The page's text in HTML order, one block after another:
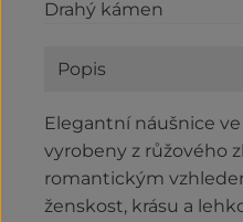
Drahý kámen
Popis
Elegantní náušnice
vyrobeny z růžového
romantickým
ženskost, krásu a